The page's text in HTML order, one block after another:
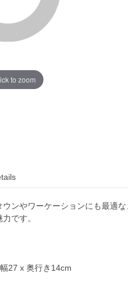
to zoom
ンやワーケーションにも最適
です。
27 x 奥行き14cm